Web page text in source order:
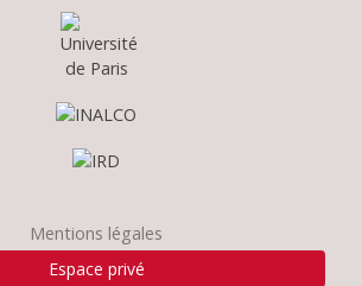
Mentions légales
Espace privé